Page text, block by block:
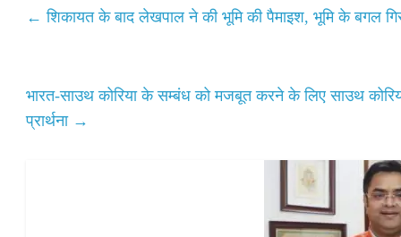
A ok r
← शिकायत के बाद लेखपाल ने की भूमि की पैमाइश, भूमि के बगल
भारत-साउथ कोरिया के सम्बंध को मजबूत करने के लिए साउथ
प्रार्थना →